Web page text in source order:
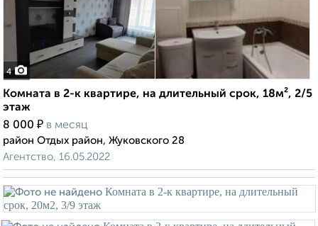
4
Комната в 2-к квартире, на длительный срок, 18м², 2/5
этаж
8 000 ₽ в месяц
район Отдых район, Жуковского 28
Агентство, 16.05.2022